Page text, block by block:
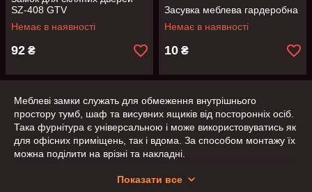
SZ-408 GTV
Немає в наявності
92 ₴
Засувка меблева гардеробна
Немає в наявності
10 ₴
Меблеві замки служать для обмеження внутрішнього
простору тумб, шаф та висувних ящиків від посторонніх осіб.
Така фурнітура є універсальною і може використовуватись як
для офісних приміщень, так і вдома. За способом монтажу їх
можна поділити на врізні та накладні.
захищають від випадкового відкриття дверцят.
Показати все